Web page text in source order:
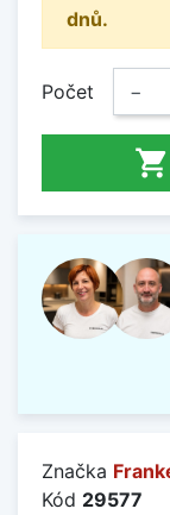
dnů.
Počet −

Značka
Kód 29577